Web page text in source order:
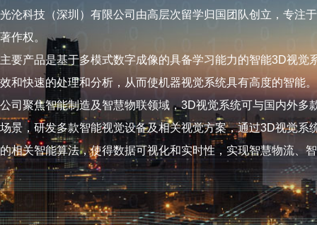
光沦科技（深圳）有限公司由高层次留学归国团队创立，专注
著作权。
主要产品是基于多模式数字成像的具备学习能力的智能3D视
效和快速的处理和分析，从而使机器视觉系统具有高度的智能
公司聚焦智能制造及智慧物联领域，3D视觉系统可与国内外
场景，研发多款智能视觉设备及相关视觉方案，通过3D视觉
的相关智能算法，使得数据可视化和实时性，实现智慧物流、